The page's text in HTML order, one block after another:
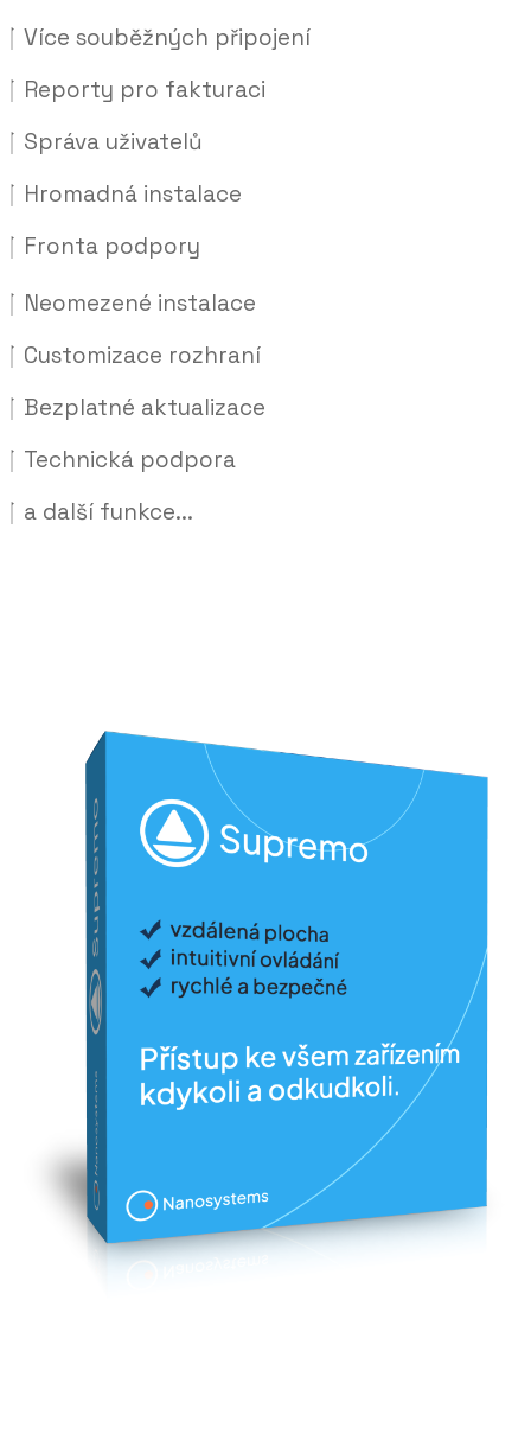
Více souběžných připojení
Reporty pro fakturaci
Správa uživatelů
Hromadná instalace
Fronta podpory
Neomezené instalace
Customizace rozhraní
Bezplatné aktualizace
Technická podpora
a další funkce...